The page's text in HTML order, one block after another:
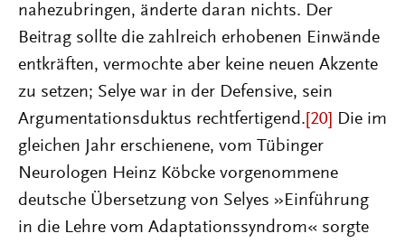
nahezubringen, änderte daran nichts. Der
Beitrag sollte die zahlreich erhobenen Einwände
entkräften, vermochte aber keine neuen Akzente
zu setzen; Selye war in der Defensive, sein
Argumentationsduktus rechtfertigend. [20] Die im
gleichen Jahr erschienene, vom Tübinger
Neurologen Heinz Köbcke vorgenommene
deutsche Übersetzung von Selyes »Einführung
in die Lehre vom Adaptationssyndrom« sorgte